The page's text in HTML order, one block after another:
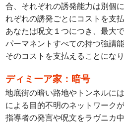
合、それぞれの誘発能力は別個
れぞれの誘発ごとにコストを支
あなたは呪文１つにつき、最大
パーマネントすべての持つ強請
そのコストを支払えることになり
ディミーア家：暗号
地底街の暗い路地やトンネルに
による目的不明のネットワーク
指導者の発言や呪文をラヴニカ